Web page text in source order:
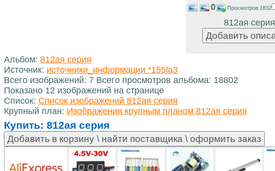
0 Просмотров 1832
812ая серия
Альбом: 812ая серия
Источник: источники_информации *155la3
Всего изображений: 7 Всего просмотров альбома: 18802
Показано 12 изображений на странице
Список: Список изображений 812ая серия
Крупный план: Изображения крупным планом 812ая серия
Купить: 812ая серия